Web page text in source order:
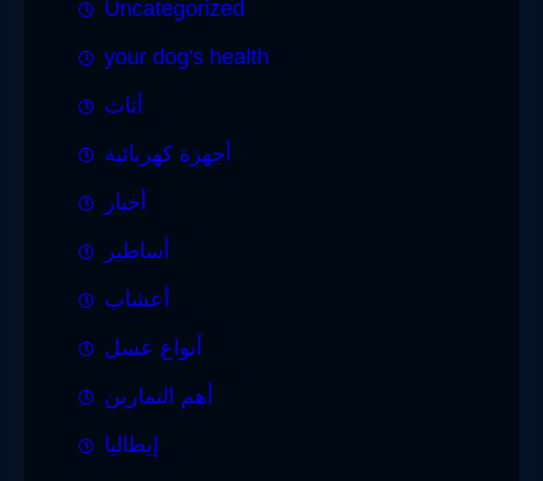
Uncategorized
your dog's health
أثاث
أجهزة كهربائية
أخبار
أساطير
أعشاب
أنواع عسل
أهم التمارين
إيطاليا